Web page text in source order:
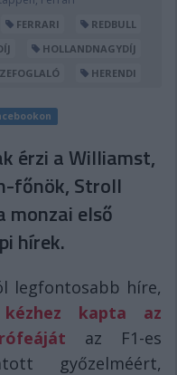
FERRARI
REDBULL
HOLLANDNAGYDÍJ
HERENDI
érzi a Williamst,
főnök, Stroll
monzai első
hírek.
legfontosabb híre,
kapta az
az F1-es
győzelméért,